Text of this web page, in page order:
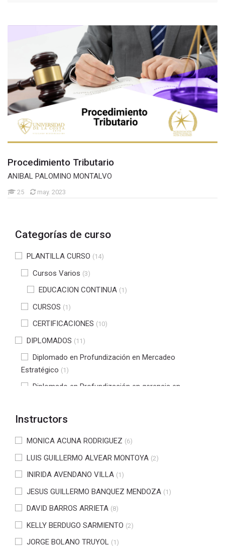
Procedimiento Tributario
ANIBAL PALOMINO MONTALVO
25 may. 2023
Categorías de curso
PLANTILLA CURSO (14)
Cursos Varios (3)
EDUCACION CONTINUA (1)
CURSOS (1)
CERTIFICACIONES (10)
DIPLOMADOS (11)
Diplomado en Profundización en Mercadeo
Estratégico (1)
Diplomado en Profundización en gerencia en
Diplomado en tecnologías de software para la
Diplomado en NIIF(3)
Diplomado en profundización en gestión tributaria
DIPLOMADO PROFUNDIZACIÓN EN INTERVENCIÓN
PSICOSOCIAL (1)
Diplomado en Revisión Fiscal y Auditoría
Diplomado en Direccionamiento Estratégico
Diplomado en profundización psicología
Instructors
MONICA ACUNA RODRIGUEZ (6)
LUIS GUILLERMO ALVEAR MONTOYA (2)
INIRIDA AVENDANO VILLA (1)
JESUS GUILLERMO BANQUEZ MENDOZA (1)
DAVID BARROS ARRIETA (8)
KELLY BERDUGO SARMIENTO (2)
JORGE BOLANO TRUYOL (1)